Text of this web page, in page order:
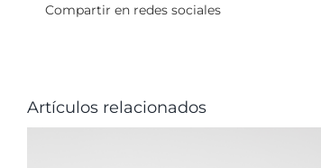
Compartir en redes sociales
Artículos relacionados